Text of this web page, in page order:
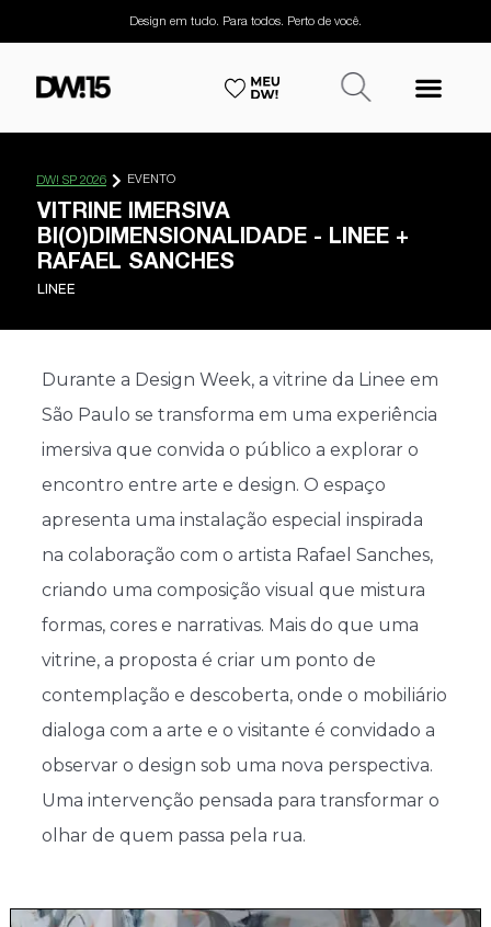
Design em tudo. Para todos. Perto de você.
DW! SP 2026 EVENTO
VITRINE IMERSIVA
BI(O)DIMENSIONALIDADE - LINEE +
RAFAEL SANCHES
LINEE
Durante a Design Week, a vitrine da Linee em
São Paulo se transforma em uma experiência
imersiva que convida o público a explorar o
encontro entre arte e design. O espaço
apresenta uma instalação especial inspirada
na colaboração com o artista Rafael Sanches,
criando uma composição visual que mistura
formas, cores e narrativas. Mais do que uma
vitrine, a proposta é criar um ponto de
contemplação e descoberta, onde o mobiliário
dialoga com a arte e o visitante é convidado a
observar o design sob uma nova perspectiva.
Uma intervenção pensada para transformar o
olhar de quem passa pela rua.